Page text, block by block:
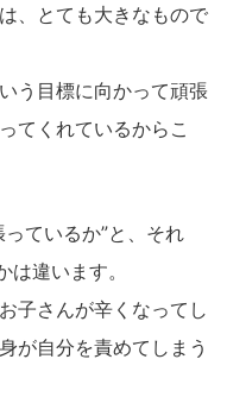
、とても大きなもので
う目標に向かって頑張
てくれているからこ
ているか”と、それ
は違います。
子さんが辛くなってし
が自分を責めてしまう